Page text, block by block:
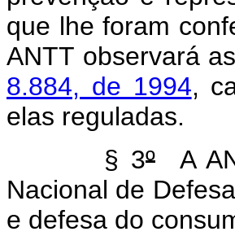
que lhe foram
ANTT observará
8.884, de 1994,
elas reguladas.
§ 3º A
Nacional de
e defesa do